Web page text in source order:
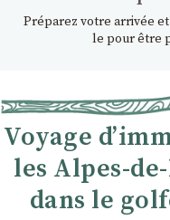
Préparez votre arrivée
le pour être
Voyage
les Alpes-
dans le